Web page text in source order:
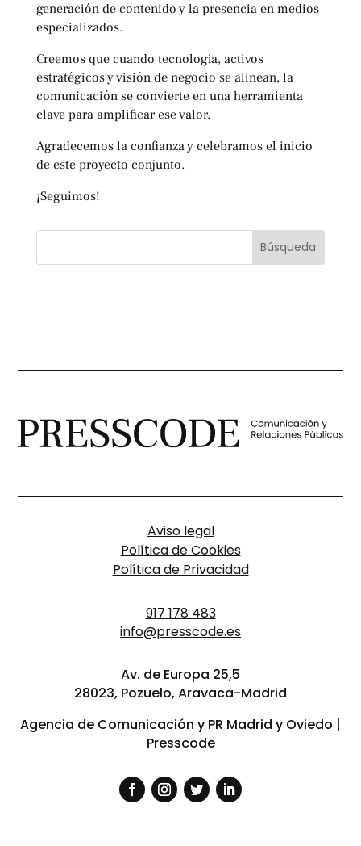
generación de contenido y la presencia en medios
especializados.
Creemos que cuando tecnología, activos
estratégicos y visión de negocio se alinean, la
comunicación se convierte en una herramienta
clave para amplificar ese valor.
Agradecemos la confianza y celebramos el inicio
de este proyecto conjunto.
¡Seguimos!
Aviso legal
Política de Cookies
Política de Privacidad
917 178 483
info@presscode.es
Av. de Europa 25,5
28023, Pozuelo, Aravaca-Madrid
Agencia de Comunicación y PR Madrid y Oviedo |
Presscode